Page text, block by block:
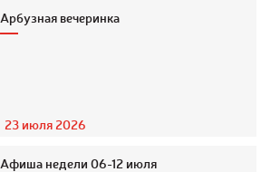
Арбузная вечеринка
23 июля 2026
Афиша недели 06-12 июля